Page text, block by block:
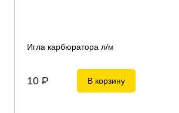
Игла карбюратора л/м
10 P В корзину